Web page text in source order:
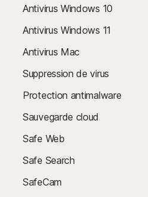
Antivirus Windows 10
Antivirus Windows 11
Antivirus Mac
Suppression de virus
Protection antimalware
Sauvegarde cloud
Safe Web
Safe Search
SafeCam